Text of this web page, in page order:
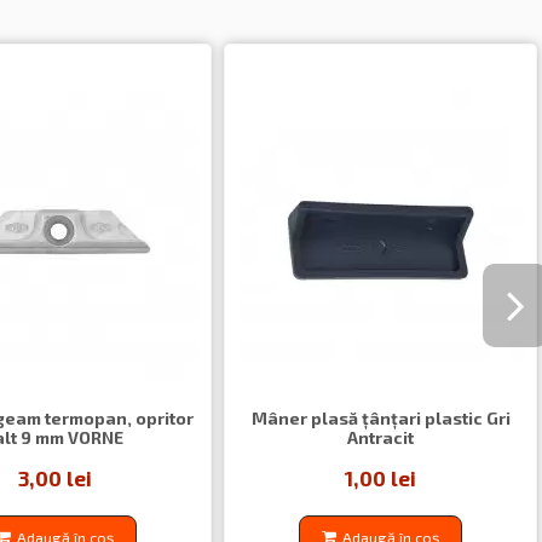
termopan, opritor
9 mm VORNE
3,00 lei
Adaugă în coș
Mâner plasă țânțari plastic Gri
Antracit
1,00 lei
Adaugă în coș